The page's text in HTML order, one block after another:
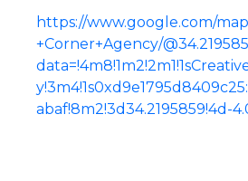
https://www.google.com/
+Corner+Agency/
abaf!8m2!3d34.2195859!4d-